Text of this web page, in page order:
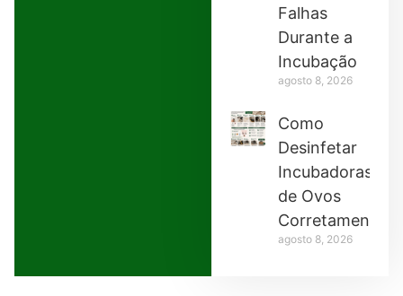
Falhas
Durante a
Incubação
agosto 8, 2026
Como
Desinfetar
Incubadoras
de Ovos
Corretamente
agosto 8, 2026